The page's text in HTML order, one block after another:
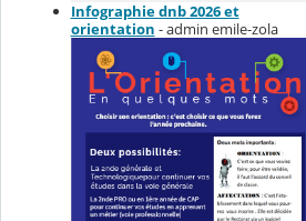
Infographie dnb 2026 et
orientation - admin emile-zola